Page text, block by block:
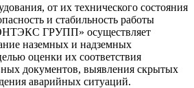
от их технического состояния
и стабильность работы
ГРУПП» осуществляет
наземных и надземных
оценки их соответствия
документов, выявления скрытых
аварийных ситуаций.